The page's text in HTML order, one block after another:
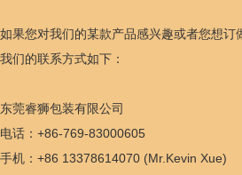
如果您对我们的某款产品感兴趣或者您想
我们的联系方式如下：
东莞睿狮包装有限公司
电话：+86-769-83000605
手机：+86 13378614070 (Mr.Kevin Xue)